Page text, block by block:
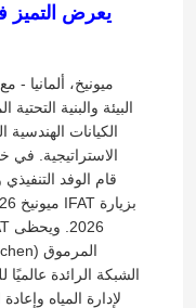
يعرض التميز
ميونيخ، ألمانيا
البيئة والبنية
الكيانات الهندسية
الاستراتيجية. في
الشبكة الرائدة عالميًا
لإدارة المياه